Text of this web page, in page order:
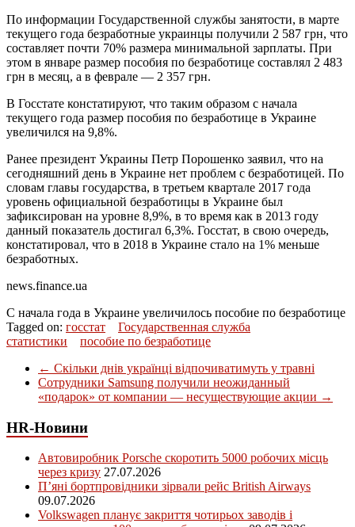
По информации Государственной службы занятости, в марте
текущего года безработные украинцы получили 2 587 грн, что
составляет почти 70% размера минимальной зарплаты. При
этом в январе размер пособия по безработице составлял 2 483
грн в месяц, а в феврале — 2 357 грн.
В Госстате констатируют, что таким образом с начала
текущего года размер пособия по безработице в Украине
увеличился на 9,8%.
Ранее президент Украины Петр Порошенко заявил, что на
сегодняшний день в Украине нет проблем с безработицей. По
словам главы государства, в третьем квартале 2017 года
уровень официальной безработицы в Украине был
зафиксирован на уровне 8,9%, в то время как в 2013 году
данный показатель достигал 6,3%. Госстат, в свою очередь,
констатировал, что в 2018 в Украине стало на 1% меньше
безработных.
news.finance.ua
С начала года в Украине увеличилось пособие по безработице
Tagged on: госстат
Государственная служба
статистики
пособие по безработице
← Скільки днів українці відпочиватимуть у травні
Сотрудники Samsung получили неожиданный
«подарок» от компании — несуществующие акции →
HR-Новини
Автовиробник Porsche скоротить 5000 робочих місць
через кризу 27.07.2026
П’яні бортпровідники зірвали рейс British Airways
09.07.2026
Volkswagen планує закриття чотирьох заводів і